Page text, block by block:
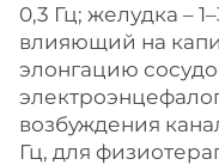
0,3 Гц; желудка –
влияющий на
элонгацию
возбуждения
Гц, для